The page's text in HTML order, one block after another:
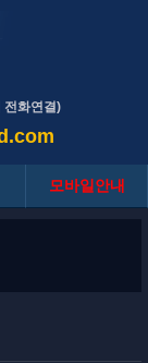
전화연결)
모바일안내